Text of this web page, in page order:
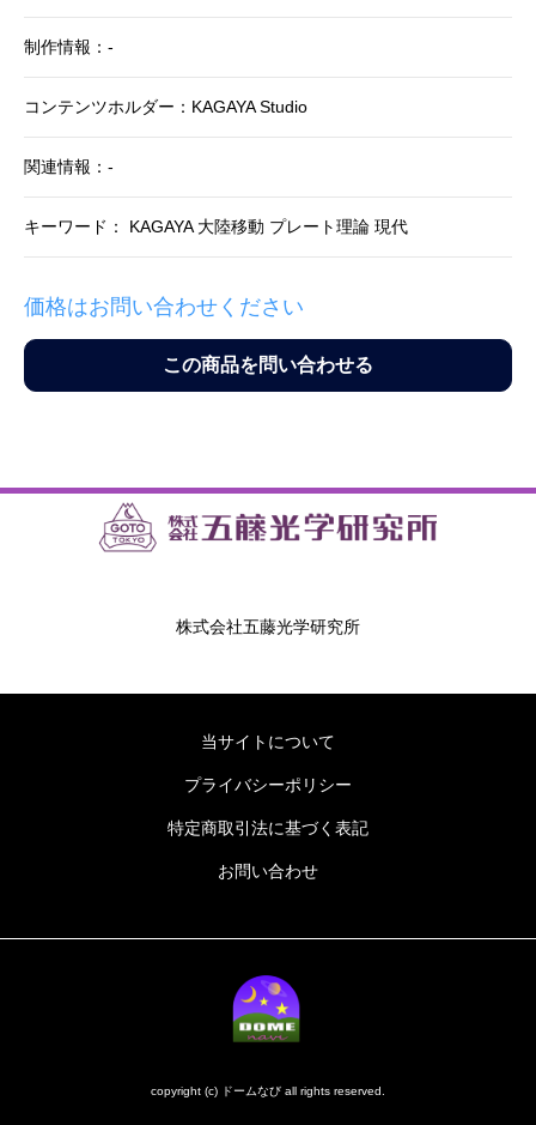
制作情報：-
コンテンツホルダー：KAGAYA Studio
関連情報：-
キーワード： KAGAYA 大陸移動 プレート理論 現代
価格はお問い合わせください
この商品を問い合わせる
株式会社五藤光学研究所
当サイトについて
プライバシーポリシー
特定商取引法に基づく表記
お問い合わせ
copyright (c) ドームなび all rights reserved.